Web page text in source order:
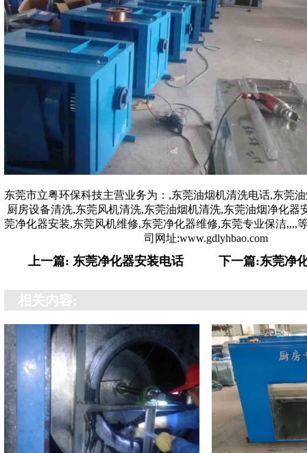
东莞市立粤环保科技主营业务为： ,东莞油烟机清洗电话,东莞
厨房设备清洗,东莞风机清洗,东莞油烟机清洗,东莞油烟净化器
莞净化器安装,东莞风机维修,东莞净化器维修,东莞专业保洁,,,,
司网址:www.gdlyhbao.com
上一篇: 东莞净化器安装电话 下一篇:东莞净
相关内容: